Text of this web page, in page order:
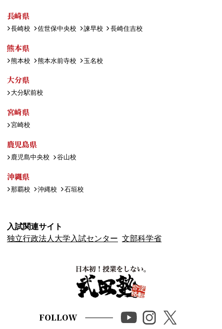
長崎県
長崎校 佐世保中央校 諫早校 長崎住吉校
熊本県
熊本校 熊本水前寺校 玉名校
大分県
大分駅前校
宮崎県
宮崎校
鹿児島県
鹿児島中央校 谷山校
沖縄県
那覇校 沖縄校 石垣校
入試関連サイト
独立行政法人大学入試センター 文部科学省
FOLLOW